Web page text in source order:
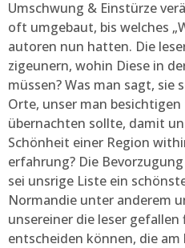
Umschwung & Einstürze
oft umgebaut, bis welches
autoren nun hatten. Die
zigeunern, wohin Diese in
müssen? Was man sagt, sie
Orte, unser man
übernachten sollte, damit
Schönheit einer Region
erfahrung? Die
sei unsrige Liste ein
Normandie unter anderem
unsereiner die leser
entscheiden können, die